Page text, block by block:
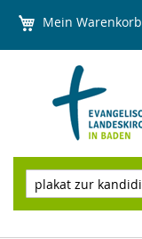
Mein Warenkorb
zum